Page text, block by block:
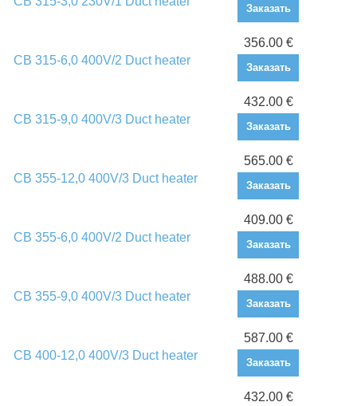
Заказать
CB 315-6,0 400V/2 Duct heater
356.00 €
Заказать
CB 315-9,0 400V/3 Duct heater
432.00 €
Заказать
CB 355-12,0 400V/3 Duct heater
565.00 €
Заказать
CB 355-6,0 400V/2 Duct heater
409.00 €
Заказать
CB 355-9,0 400V/3 Duct heater
488.00 €
Заказать
CB 400-12,0 400V/3 Duct heater
587.00 €
Заказать
432.00 €